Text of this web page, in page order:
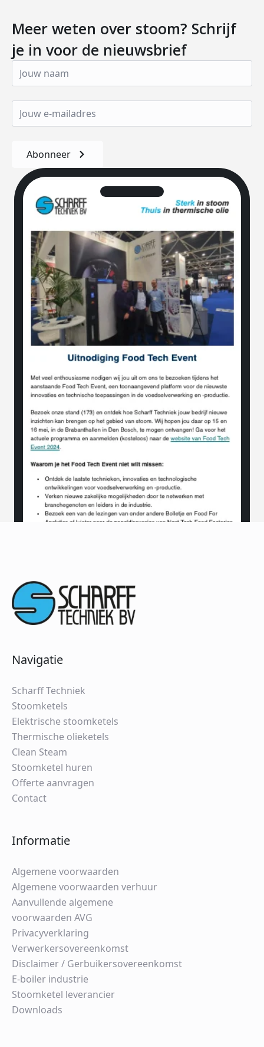
Meer weten over stoom? Schrijf
je in voor de nieuwsbrief
Abonneer
Navigatie
Scharff Techniek
Stoomketels
Elektrische stoomketels
Thermische olieketels
Clean Steam
Stoomketel huren
Offerte aanvragen
Contact
Informatie
Algemene voorwaarden
Algemene voorwaarden verhuur
Aanvullende algemene
voorwaarden AVG
Privacyverklaring
Verwerkersovereenkomst
Disclaimer / Gerbuikersovereenkomst
E-boiler industrie
Stoomketel leverancier
Downloads